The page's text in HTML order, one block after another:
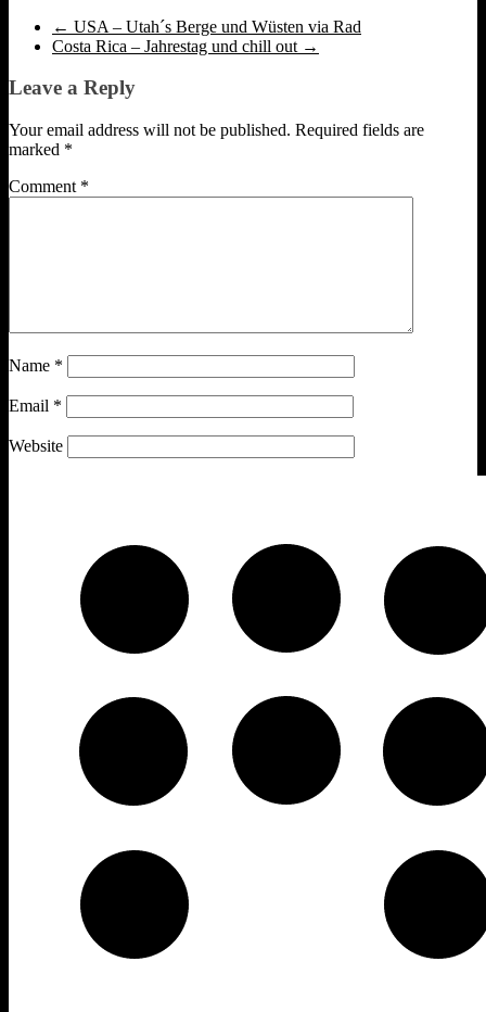
← USA – Utah´s Berge und Wüsten via Rad
Costa Rica – Jahrestag und chill out →
Leave a Reply
Your email address will not be published. Required fields are
marked *
Comment *
Name *
Email *
Website